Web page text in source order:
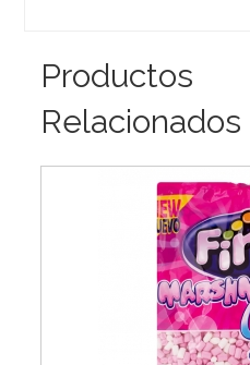
Productos
Relacionados